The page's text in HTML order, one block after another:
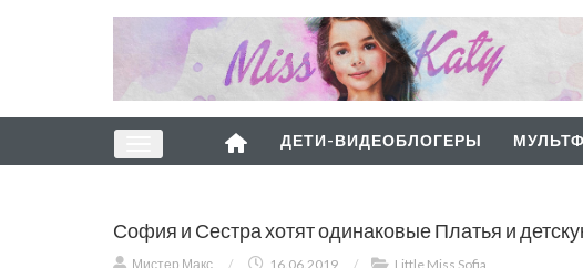
ДЕТИ-ВИДЕОБЛОГЕРЫ
София и Сестра хотят одинаковые Платья и
Мистер Макс / 16.06.2019 / Little Miss Sofia